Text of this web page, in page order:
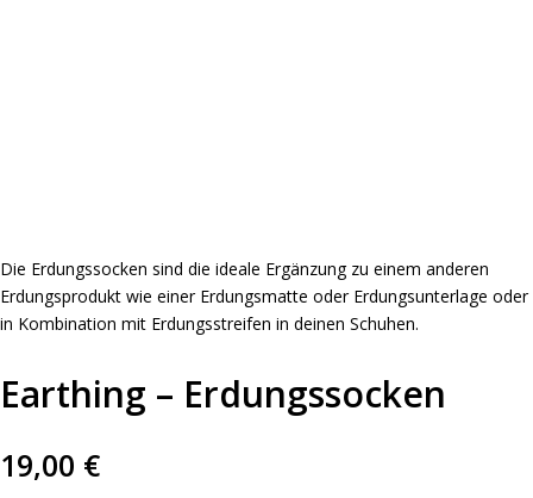
Die Erdungssocken sind die ideale Ergänzung zu einem anderen
Erdungsprodukt wie einer Erdungsmatte oder Erdungsunterlage oder
in Kombination mit Erdungsstreifen in deinen Schuhen.
Earthing – Erdungssocken
19,00 €